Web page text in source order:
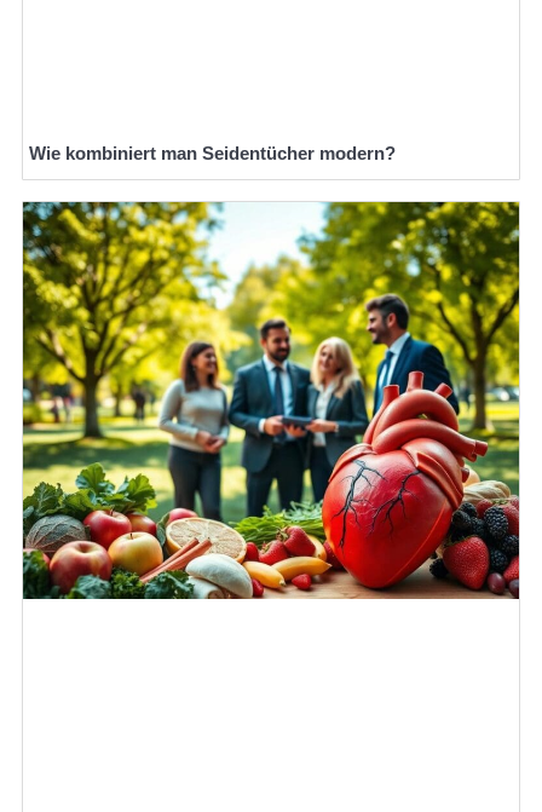
Wie kombiniert man Seidentücher modern?